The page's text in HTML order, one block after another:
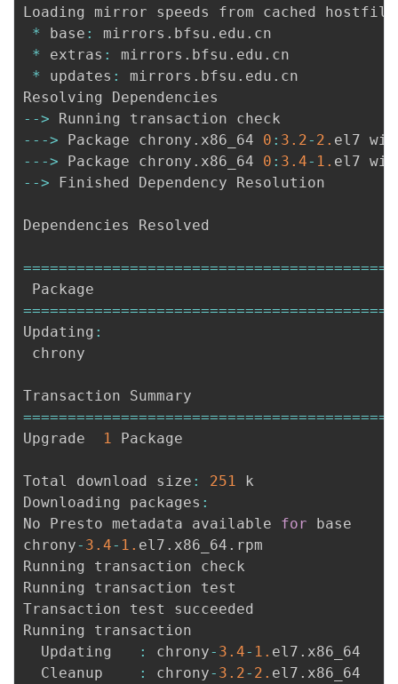
Loading mirror speeds from cached hostfile
*
base : mirrors . bfsu . edu . cn
*
extras : mirrors . bfsu . edu . cn
*
updates : mirrors . bfsu . edu . cn
-->
-- -> Package chrony . x86_64 0 : 3.2- 2.
-- -> Package chrony . x86_64 0 : 3.4- 1.
--> Finished Dependency Resolution
Dependencies Resolved
==========================================
==========================================
Updating :
chrony
==========================================
Upgrade
1 Package
Total download size : 251 k
Downloading packages :
No Presto metadata available for base
chrony- 3.4- 1. el7 . x86_64 .
Running transaction check
Running transaction test
Transaction test succeeded
Running transaction
  Updating
: chrony- 3.4- 1. el7 .
  Cleanup
: chrony- 3.2- 2. el7 .